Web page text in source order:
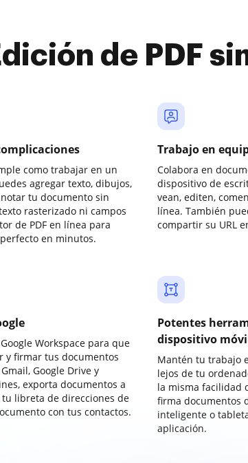
de PDF
como trabajar en un
agregar texto, dibujos,
tu documento sin
rasterizado ni campos
de PDF en línea para
en minutos.
Trabajo en
Colabora en
dispositivo de
vean, editen,
línea. También
compartir su URL
Workspace para que
y firmar tus documentos
Google Drive y
exporta documentos a
libreta de direcciones de
con tus contactos.
Potentes
dispositivo
Mantén tu trabajo
lejos de tu
la misma facilidad
firma documentos
inteligente o
aplicación.